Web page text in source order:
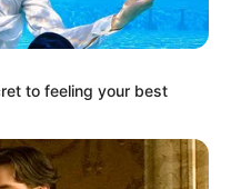
to feeling your best